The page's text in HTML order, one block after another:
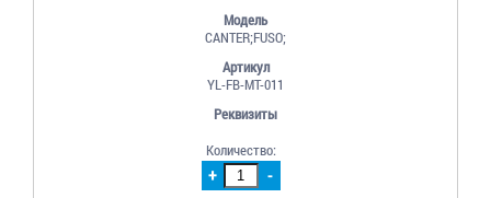
Модель
CANTER;FUSO;
Артикул
YL-FB-MT-011
Реквизиты
+ -
Количество: